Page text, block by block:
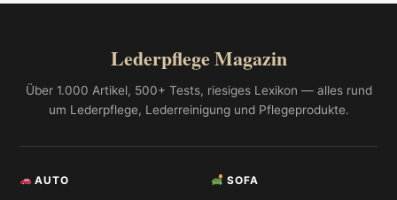
Lederpflege Magazin
Über 1.000 Artikel, 500+ Tests, riesiges Lexikon — alles rund
um Lederpflege, Lederreinigung und Pflegeprodukte.
AUTO SOFA